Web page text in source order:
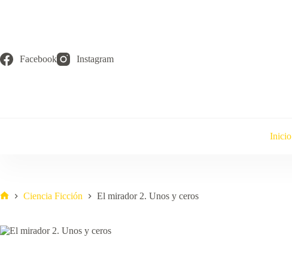
Facebook Instagram
Inicio
Ciencia Ficción El mirador 2. Unos y ceros